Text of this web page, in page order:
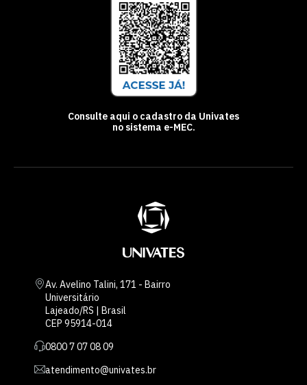
Consulte aqui o cadastro da Univates
no sistema e-MEC.
Av. Avelino Talini, 171 - Bairro
Universitário
Lajeado/RS | Brasil
CEP 95914-014
0800 7 07 08 09
atendimento@univates.br